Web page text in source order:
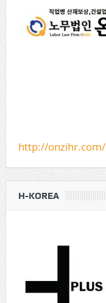
http://onzihr.com/
H-KOREA